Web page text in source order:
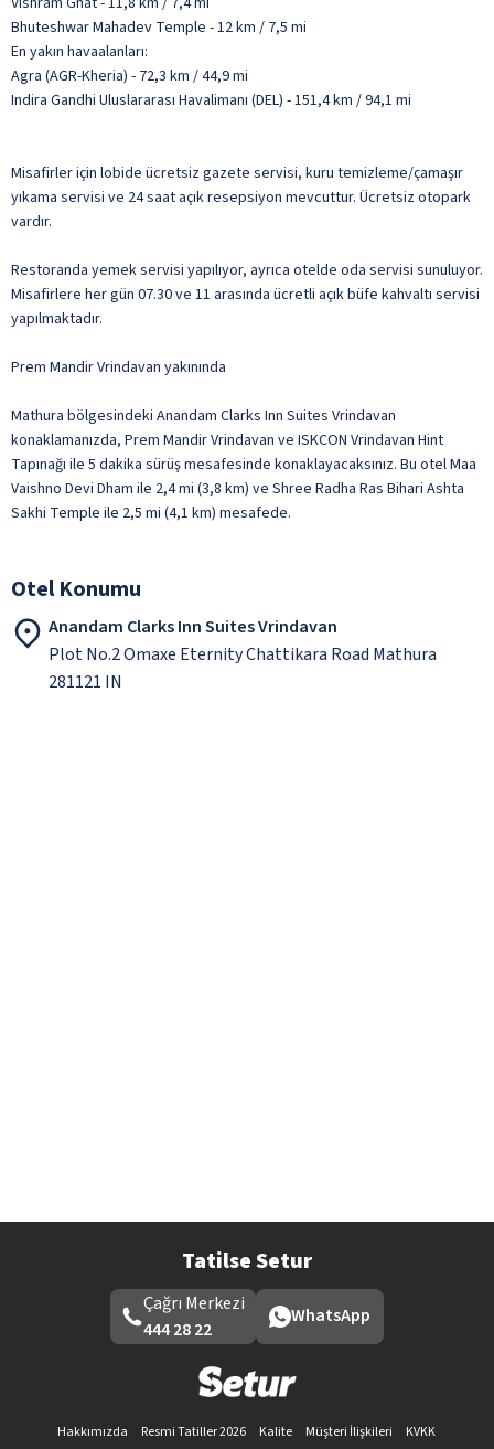
Bhuteshwar Mahadev Temple - 12 km / 7,5 mi
En yakın havaalanları:
Agra (AGR-Kheria) - 72,3 km / 44,9 mi
Indira Gandhi Uluslararası Havalimanı (DEL) - 151,4 km / 94,1 mi
Misafirler için lobide ücretsiz gazete servisi, kuru temizleme/çamaşır
yıkama servisi ve 24 saat açık resepsiyon mevcuttur. Ücretsiz otopark
vardır.
Restoranda yemek servisi yapılıyor, ayrıca otelde oda servisi sunuluyor.
Misafirlere her gün 07.30 ve 11 arasında ücretli açık büfe kahvaltı servisi
yapılmaktadır.
Prem Mandir Vrindavan yakınında
Mathura bölgesindeki Anandam Clarks Inn Suites Vrindavan
konaklamanızda, Prem Mandir Vrindavan ve ISKCON Vrindavan Hint
Tapınağı ile 5 dakika sürüş mesafesinde konaklayacaksınız. Bu otel Maa
Vaishno Devi Dham ile 2,4 mi (3,8 km) ve Shree Radha Ras Bihari Ashta
Sakhi Temple ile 2,5 mi (4,1 km) mesafede.
Otel Konumu
Anandam Clarks Inn Suites Vrindavan
Plot No.2 Omaxe Eternity Chattikara Road Mathura
281121 IN
Tatilse Setur
Çağrı Merkezi
444 28 22
WhatsApp
Hakkımızda Resmi Tatiller 2026 Kalite Müşteri İlişkileri
KVKK